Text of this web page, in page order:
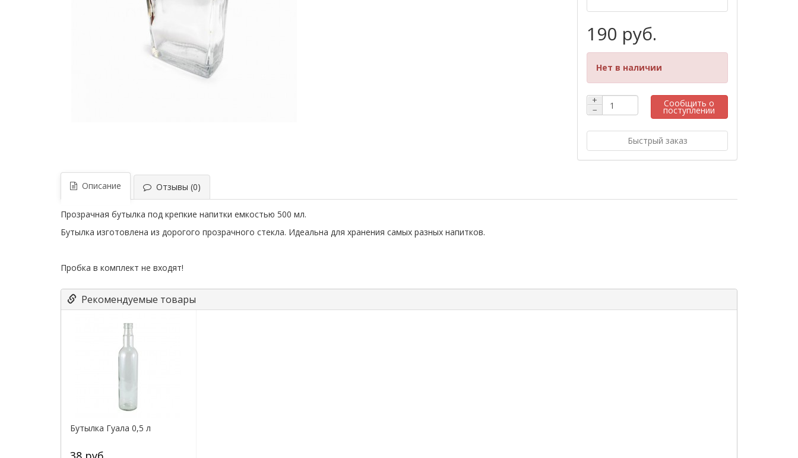
190 руб.
Нет в наличии
+
−
Сообщить о
поступлении
Быстрый заказ
Описание Отзывы (0)
Прозрачная бутылка под крепкие напитки емкостью 500 мл.
Бутылка изготовлена из дорогого прозрачного стекла. Идеальна для хранения самых разных напитков.
Пробка в комплект не входят!
Рекомендуемые товары
Бутылка Гуала 0,5 л